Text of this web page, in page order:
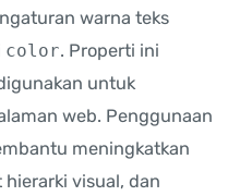
warna teks
color. Properti ini
untuk
web. Penggunaan
meningkatkan
visual, dan